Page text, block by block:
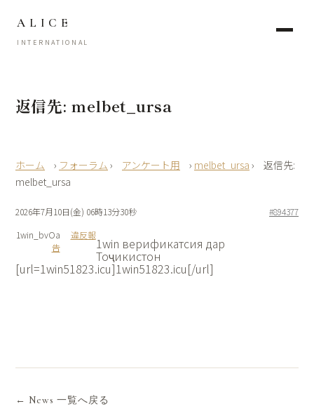
ALICE
INTERNATIONAL
返信先: melbet_ursa
› フォーラム › アンケート用 › melbet_ursa ›
返信先:
melbet_ursa
2026年7月10日(金) 06時13分30秒
#894377
1win_bvOa
違反報
告
1win верификатсия дар
Тоҷикистон
[url=1win51823.icu]1win51823.icu[/url]
← News 一覧へ戻る